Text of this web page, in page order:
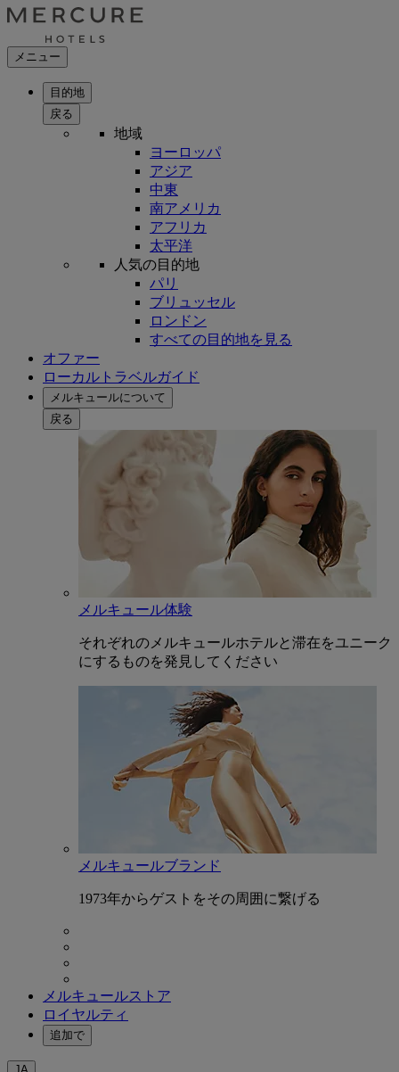
メニュー
目的地
戻る
地域
ヨーロッパ
アジア
中東
南アメリカ
アフリカ
太平洋
人気の目的地
パリ
ブリュッセル
ロンドン
すべての目的地を見る
オファー
ローカルトラベルガイド
メルキュールについて
戻る
メルキュール体験
それぞれのメルキュールホテルと滞在をユニーク
にするものを発見してください
メルキュールブランド
1973年からゲストをその周囲に繋げる
メルキュールストア
ロイヤルティ
追加で